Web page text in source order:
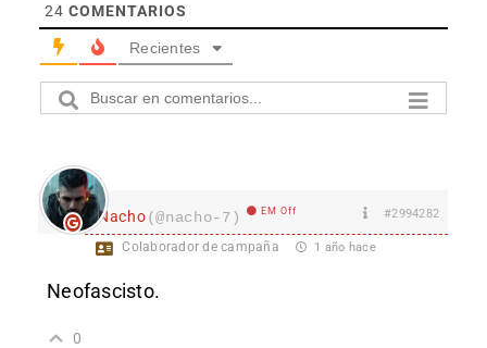
24 COMENTARIOS
Recientes
Nacho(@nacho-7) EM Off #2994282
Colaborador de campaña 1 año hace
Neofascisto.
0